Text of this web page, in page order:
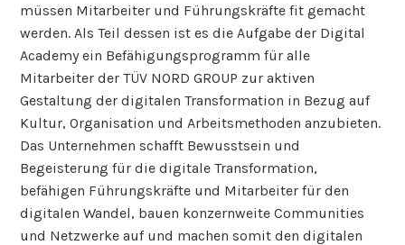
müssen Mitarbeiter und Führungskräfte fit gemacht
werden. Als Teil dessen ist es die Aufgabe der Digital
Academy ein Befähigungsprogramm für alle
Mitarbeiter der TÜV NORD GROUP zur aktiven
Gestaltung der digitalen Transformation in Bezug auf
Kultur, Organisation und Arbeitsmethoden anzubieten.
Das Unternehmen schafft Bewusstsein und
Begeisterung für die digitale Transformation,
befähigen Führungskräfte und Mitarbeiter für den
digitalen Wandel, bauen konzernweite Communities
und Netzwerke auf und machen somit den digitalen